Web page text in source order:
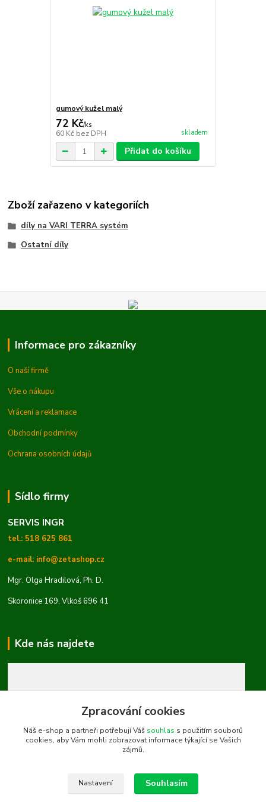
gumový kužel malý
72 Kč/ks
60 Kč bez DPH skladem
Přidat do košíku
Zboží zařazeno v kategoriích
díly na VARI TERRA systém
Ostatní díly
Informace pro zákazníky
O naší firmě
Vše o nákupu
Vrácení a reklamace
Obchodní podmínky
Ochrana osobních údajů
Sídlo firmy
SERVIS INGR
tel.: 518 625 861
e-mail: info@zetashop.cz
Mgr. Olga Hradilová, Ph. D.
Skoronice 169, Vlkoš 696 41
Kde nás najdete
Zpracování cookies
Náš e-shop a partneři potřebují Váš souhlas s použitím souborů
cookies, aby Vám mohli zobrazovat informace týkající se Vašich
zájmů.
Nastavení Souhlasím